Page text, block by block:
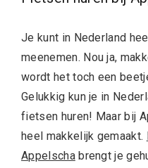
Je kunt in Nederland
meenemen. Nou ja,
wordt het toch een
Gelukkig kun je in
fietsen huren! Maar bij
heel makkelijk gemaakt.
Appelschabrengt je